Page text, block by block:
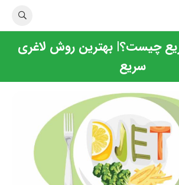
چیست؟| بهترین روش لاغری
سریع